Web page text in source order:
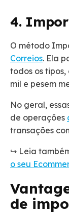
4.
O método
Correios. Ela
todos os tipos,
mil e pesem
No geral,
de operações
transações
↪️ Leia
o seu
de